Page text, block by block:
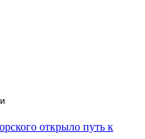
открыло путь к